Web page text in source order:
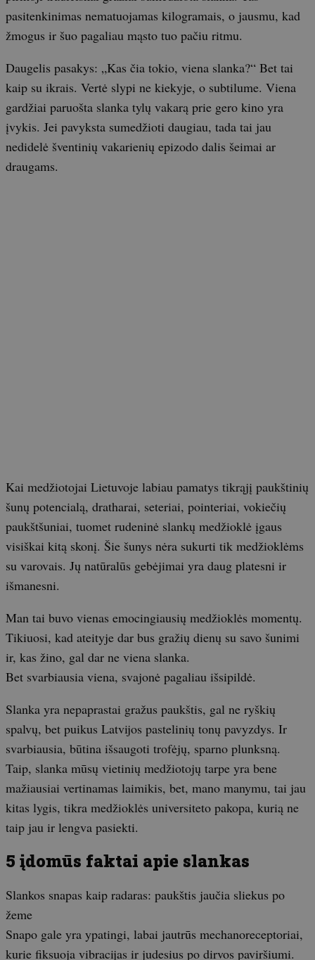
pasitenkinimas nematuojamas kilogramais, o jausmu, kad
žmogus ir šuo pagaliau mąsto tuo pačiu ritmu.
Daugelis pasakys: „Kas čia tokio, viena slanka?“ Bet tai
kaip su ikrais. Vertė slypi ne kiekyje, o subtilume. Viena
gardžiai paruošta slanka tylų vakarą prie gero kino yra
įvykis. Jei pavyksta sumedžioti daugiau, tada tai jau
nedidelė šventinių vakarienių epizodo dalis šeimai ar
draugams.
Kai medžiotojai Lietuvoje labiau pamatys tikrąjį paukštinių
šunų potencialą, dratharai, seteriai, pointeriai, vokiečių
paukštšuniai, tuomet rudeninė slankų medžioklė įgaus
visiškai kitą skonį. Šie šunys nėra sukurti tik medžioklėms
su varovais. Jų natūralūs gebėjimai yra daug platesni ir
išmanesni.
Man tai buvo vienas emocingiausių medžioklės momentų.
Tikiuosi, kad ateityje dar bus gražių dienų su savo šunimi
ir, kas žino, gal dar ne viena slanka.
Bet svarbiausia viena, svajonė pagaliau išsipildė.
Slanka yra nepaprastai gražus paukštis, gal ne ryškių
spalvų, bet puikus Latvijos pastelinių tonų pavyzdys. Ir
svarbiausia, būtina išsaugoti trofėjų, sparno plunksną.
Taip, slanka mūsų vietinių medžiotojų tarpe yra bene
mažiausiai vertinamas laimikis, bet, mano manymu, tai jau
kitas lygis, tikra medžioklės universiteto pakopa, kurią ne
taip jau ir lengva pasiekti.
5 įdomūs faktai apie slankas
Slankos snapas kaip radaras: paukštis jaučia sliekus po
žeme
Snapo gale yra ypatingi, labai jautrūs mechanoreceptoriai,
kurie fiksuoja vibracijas ir judesius po dirvos paviršiumi.